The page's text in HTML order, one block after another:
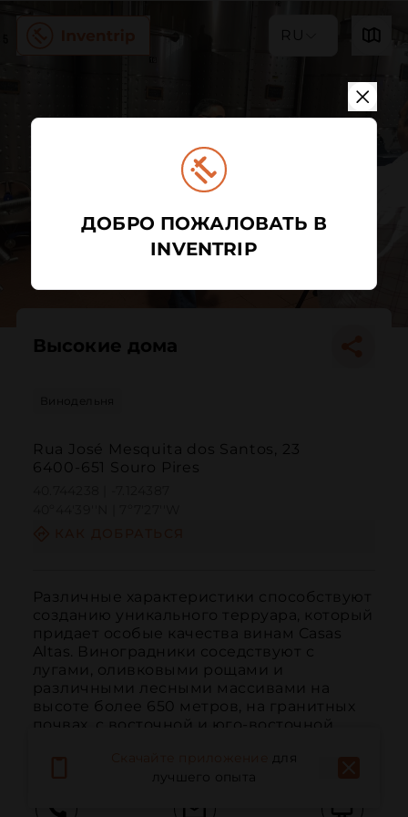
RU
Высокие дома
Винодельня
Rua José Mesquita dos Santos, 23
6400-651 Souro Pires
Различные характеристики способствуют
созданию уникального терруара, который
придает особые качества винам Casas
Altas. Виноградники соседствуют с
лугами, оливковыми рощами и
различными лесными массивами на
высоте более 650 метров, на гранитных
почвах, с восточной и юго-восточной
для
лучшего опыта
ДОБРО ПОЖАЛОВАТЬ В
INVENTRIP